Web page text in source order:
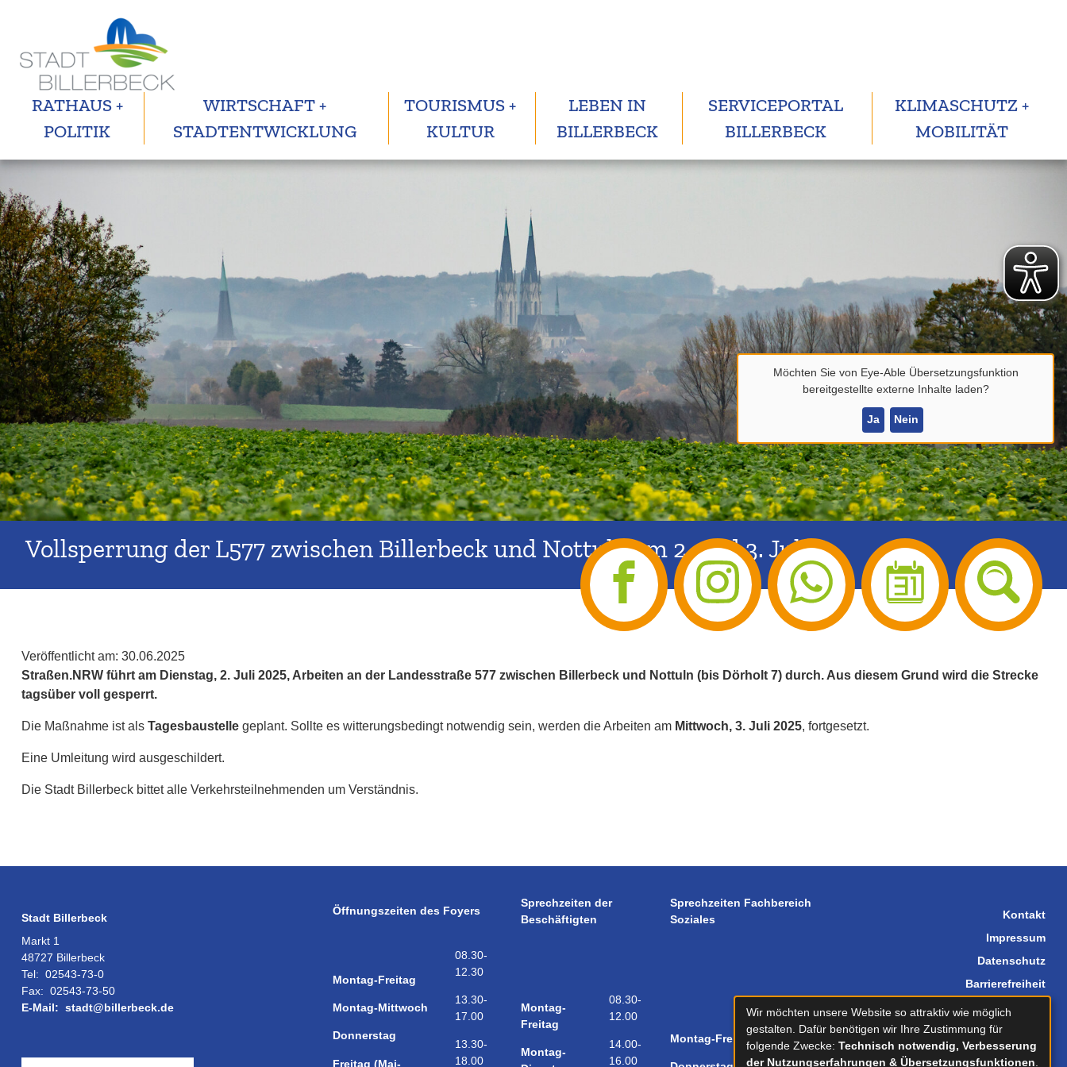
Möchten Sie von Eye-Able Übersetzungsfunktion
bereitgestellte externe Inhalte laden?
Ja Nein
RATHAUS +
POLITIK
WIRTSCHAFT +
STADTENTWICKLUNG
TOURISMUS +
KULTUR
LEBEN IN
BILLERBECK
SERVICEPORTAL
BILLERBECK
KLIMASCHUTZ +
MOBILITÄT
Vollsperrung der L577 zwischen Billerbeck und Nottuln am 2. und 3. Juli
Veröffentlicht am: 30.06.2025
Straßen.NRW führt am Dienstag, 2. Juli 2025, Arbeiten an der Landesstraße 577 zwischen Billerbeck und Nottuln (bis Dörholt 7) durch. Aus diesem Grund wird die Strecke
tagsüber voll gesperrt.
Die Maßnahme ist als Tagesbaustellegeplant. Sollte es witterungsbedingt notwendig sein, werden die Arbeiten am Mittwoch, 3. Juli 2025, fortgesetzt.
Eine Umleitung wird ausgeschildert.
Die Stadt Billerbeck bittet alle Verkehrsteilnehmenden um Verständnis.
Stadt Billerbeck
Markt 1
48727 Billerbeck
Tel: 02543-73-0
Fax: 02543-73-50
E-Mail: stadt@billerbeck.de
Öffnungszeiten des Foyers
Sprechzeiten der
Beschäftigten
Sprechzeiten Fachbereich
Soziales
Montag-Freitag
Montag-Mittwoch
Donnerstag
Freitag (Mai-
08.30-
12.30
13.30-
17.00
13.30-
18.00
Montag-
Freitag
Montag-
08.30-
12.00
14.00-
16.00
Montag-Freitag
Kontakt
Impressum
Datenschutz
Barrierefreiheit
Sitemap
Wir möchten unsere Website so attraktiv wie möglich
gestalten. Dafür benötigen wir Ihre Zustimmung für
folgende Zwecke: Technisch notwendig, Verbesserung
der Nutzungserfahrungen & Übersetzungsfunktionen.